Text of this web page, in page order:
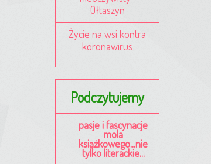
Ołtaszyn
Życie na wsi kontra
koronawirus
Podczytujemy
pasje i fascynacje
mola
książkowego...nie
tylko literackie...